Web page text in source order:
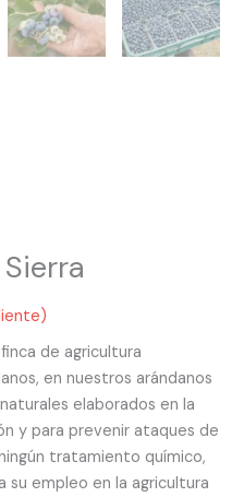
de agricultura
en nuestros arándanos
elaborados en la
y para prevenir ataques de
tratamiento químico,
su empleo en la agricultura